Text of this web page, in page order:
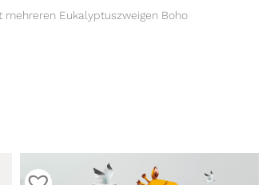
Eukalyptuszweigen Boho